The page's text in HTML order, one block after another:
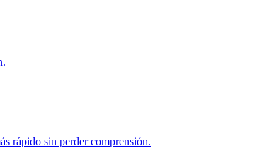
rápido sin perder comprensión.